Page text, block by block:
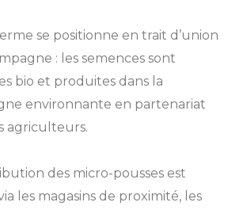
se positionne en trait d’union
: les semences sont
bio et produites dans la
environnante en partenariat
agriculteurs.
des micro-pousses est
les magasins de proximité, les